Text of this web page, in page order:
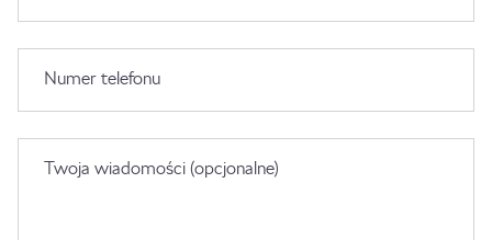
Numer telefonu
Twoja wiadomości (opcjonalne)